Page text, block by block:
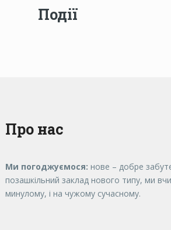
Події
Про нас
Ми погоджуємося: нове – добре
позашкільний заклад нового типу, ми
минулому, і на чужому сучасному.